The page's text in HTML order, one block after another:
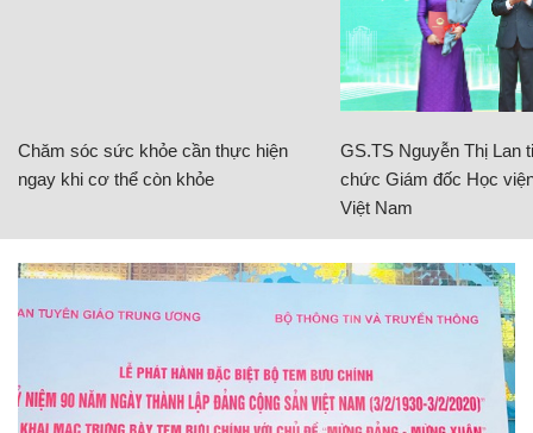
Chăm sóc sức khỏe cần thực hiện
ngay khi cơ thể còn khỏe
GS.TS Nguyễn Thị Lan
chức Giám đốc Học
Việt Nam